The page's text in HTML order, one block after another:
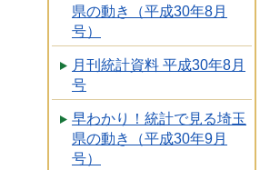
県の動き（平成30年8月
号）
月刊統計資料 平成30年8月
号
早わかり！統計で見る埼玉
県の動き（平成30年9月
号）